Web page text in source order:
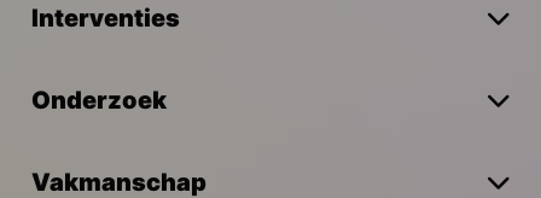
Interventies
Onderzoek
Vakmanschap